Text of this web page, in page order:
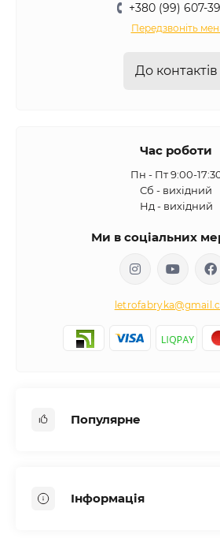
+380 (99) 607-
Передзвоніть
До контактів
Час роботи
Пн - Пт 9:00-
Сб - вихідний
Нд - вихідний
Ми в соціальних
Популярне
Комоди для спальні
Інформація